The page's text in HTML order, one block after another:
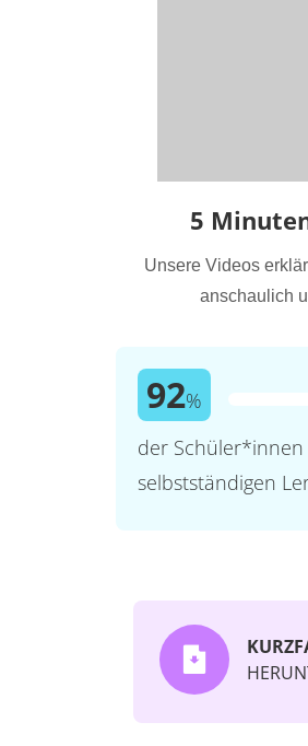
5
Unsere Videos
anschaulich
92%
der
selbstständigen